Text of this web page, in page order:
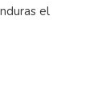
el